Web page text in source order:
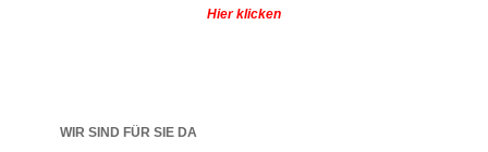
Hier klicken
WIR SIND FÜR SIE DA